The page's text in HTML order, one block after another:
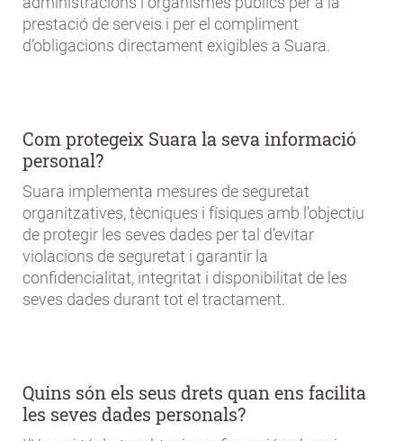
prestació de serveis i per el compliment
d’obligacions directament exigibles a Suara.
Com protegeix Suara la seva informació
personal?
Suara implementa mesures de seguretat
organitzatives, tècniques i físiques amb l’objectiu
de protegir les seves dades per tal d’evitar
violacions de seguretat i garantir la
confidencialitat, integritat i disponibilitat de les
seves dades durant tot el tractament.
Quins són els seus drets quan ens facilita
les seves dades personals?